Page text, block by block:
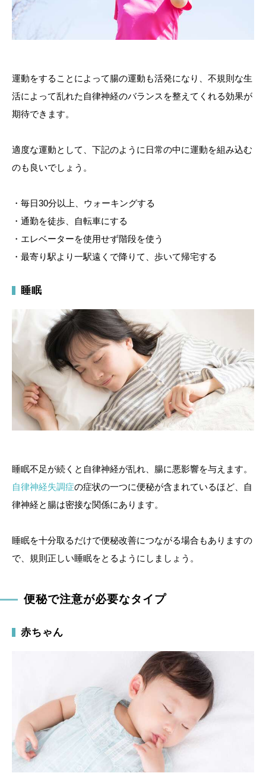
運動をすることによって腸の運動も活発になり、不規則な生
活によって乱れた自律神経のバランスを整えてくれる効果が
期待できます。
適度な運動として、下記のように日常の中に運動を組み込む
のも良いでしょう。
・毎日30分以上、ウォーキングする
・通勤を徒歩、自転車にする
・エレベーターを使用せず階段を使う
・最寄り駅より一駅遠くで降りて、歩いて帰宅する
睡眠
睡眠不足が続くと自律神経が乱れ、腸に悪影響を与えます。
自律神経失調症の症状の一つに便秘が含まれているほど、自
律神経と腸は密接な関係にあります。
睡眠を十分取るだけで便秘改善につながる場合もありますの
で、規則正しい睡眠をとるようにしましょう。
便秘で注意が必要なタイプ
赤ちゃん